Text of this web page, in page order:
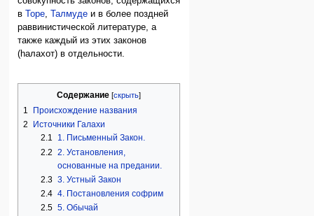
в
Торе, Талмуде и в более поздней
раввинистической литературе, а
также каждый из этих законов
(hалахот) в отдельности.
Содержание
1
Происхождение названия
2
Источники Галахи
2.1
1. Письменный Закон.
2.2 2. Установления,
основанные на предании.
2.3 3. Устный Закон
2.4 4. Постановления софрим
2.5 5. Обычай